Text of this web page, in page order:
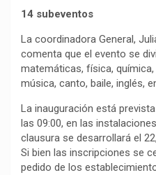
14 subeventos
La coordinadora General,
comenta que el evento se
matemáticas, física,
música, canto, baile, inglés,
La inauguración está
las 09:00, en las
clausura se desarrollará el
Si bien las inscripciones se
pedido de los